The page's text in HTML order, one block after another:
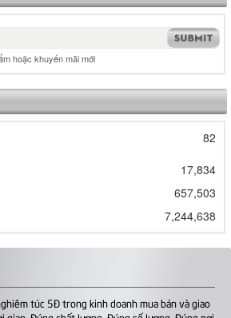
hoặc khuyến mãi mới
82
17,834
657,503
7,244,638
túc 5Đ trong kinh doanh mua bán và giao